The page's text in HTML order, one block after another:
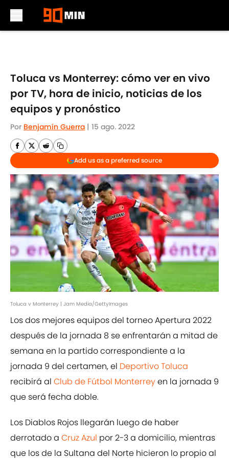
Toluca vs Monterrey: cómo ver en vivo
por TV, hora de inicio, noticias de los
equipos y pronóstico
Por Benjamín Guerra | 15 ago. 2022
Add us as a preferred source
Toluca v Monterrey | Jam Media/GettyImages
Los dos mejores equipos del torneo Apertura 2022
después de la jornada 8 se enfrentarán a mitad de
semana en la partido correspondiente a la
jornada 9 del certamen, el Deportivo Toluca
recibirá al Club de Fútbol Monterreyen la jornada 9
que será fecha doble.
Los Diablos Rojos llegarán luego de haber
derrotado a Cruz Azul por 2-3 a domicilio, mientras
que los de la Sultana del Norte hicieron lo propio al